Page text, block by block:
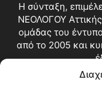
Η σύνταξη,
ΝΕΟΛΟΓΟΥ Αττικής
ομάδας του
από το 2005 και